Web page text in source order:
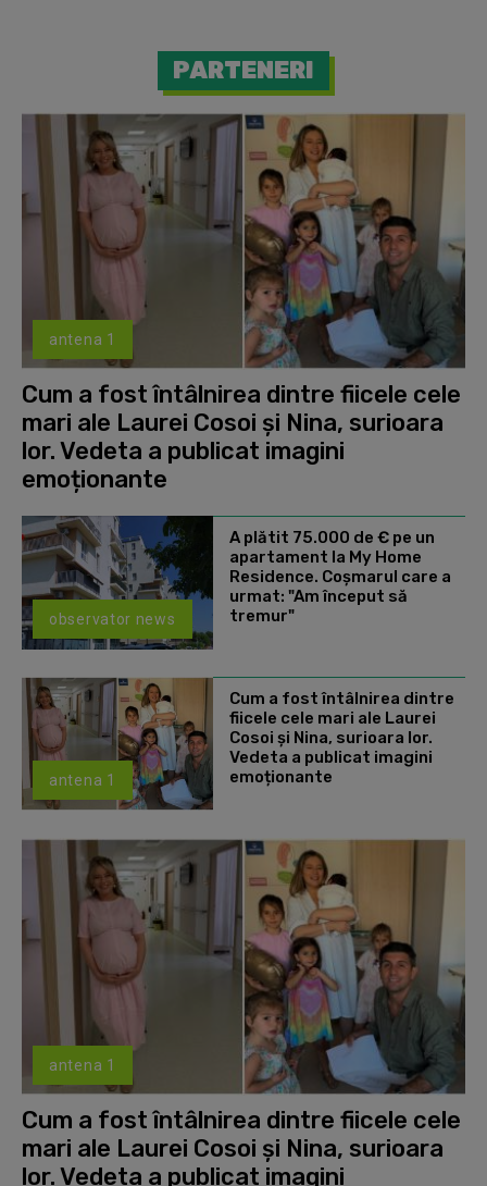
PARTENERI
antena 1
Cum a fost întâlnirea dintre fiicele cele
mari ale Laurei Cosoi și Nina, surioara
lor. Vedeta a publicat imagini
emoționante
observator news
A plătit 75.000 de € pe un
apartament la My Home
Residence. Coşmarul care a
urmat: "Am început să
tremur"
antena 1
Cum a fost întâlnirea dintre
fiicele cele mari ale Laurei
Cosoi și Nina, surioara lor.
Vedeta a publicat imagini
emoționante
antena 1
Cum a fost întâlnirea dintre fiicele cele
mari ale Laurei Cosoi și Nina, surioara
lor. Vedeta a publicat imagini